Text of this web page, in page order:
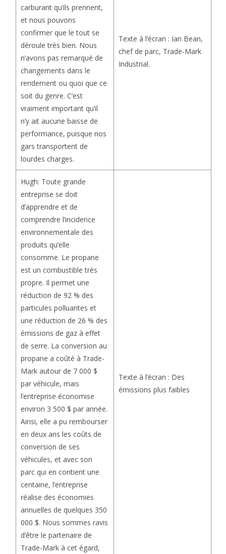
carburant qu’ils prennent,
et nous pouvons
confirmer que le tout se
déroule très bien. Nous
n’avons pas remarqué de
changements dans le
rendement ou quoi que ce
soit du genre. C’est
vraiment important qu’il
n’y ait aucune baisse de
performance, puisque nos
gars transportent de
lourdes charges.
Texte à l’écran : Ian Bean,
chef de parc, Trade-Mark
Industrial.
Hugh: Toute grande
entreprise se doit
d’apprendre et de
comprendre l’incidence
environnementale des
produits qu’elle
consomme. Le propane
est un combustible très
propre. Il permet une
réduction de 92 % des
particules polluantes et
une réduction de 26 % des
émissions de gaz à effet
de serre. La conversion au
propane a coûté à Trade-
Mark autour de 7 000 $
par véhicule, mais
l’entreprise économise
environ 3 500 $ par année.
Ainsi, elle a pu rembourser
en deux ans les coûts de
conversion de ses
véhicules, et avec son
parc qui en contient une
centaine, l’entreprise
réalise des économies
annuelles de quelques 350
000 $. Nous sommes ravis
d’être le partenaire de
Trade-Mark à cet égard,
Texte à l’écran : Des
émissions plus faibles